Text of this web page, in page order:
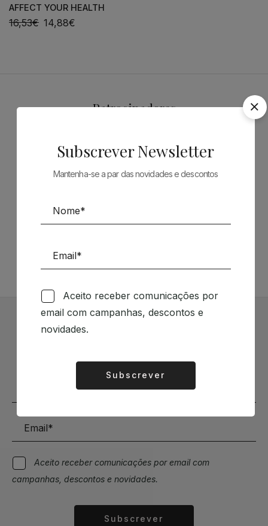
AFFECT YOUR HEALTH
16,53€ 14,88€
Patrocinadores
Siga-nos nas Redes Sociais
Subscrever Newsletter
Aceito receber comunicações por email com
campanhas, descontos e novidades.
Subscrever
Subscrever Newsletter
Mantenha-se a par das novidades e descontos
Aceito receber comunicações por
email com campanhas, descontos e
novidades.
Subscrever